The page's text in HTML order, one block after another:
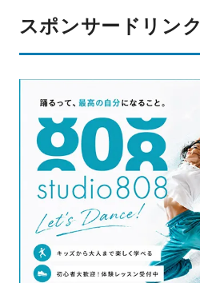
スポンサードリンク